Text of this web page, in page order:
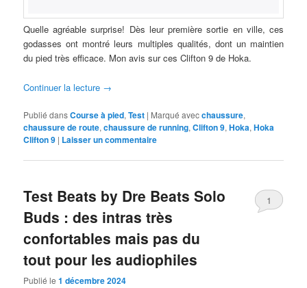
Quelle agréable surprise! Dès leur première sortie en ville, ces
godasses ont montré leurs multiples qualités, dont un maintien
du pied très efficace. Mon avis sur ces Clifton 9 de Hoka.
Continuer la lecture →
Publié dansCourse à pied,Test | Marqué avecchaussure,
chaussure de route,chaussure de running,Clifton 9,Hoka,Hoka
Clifton 9 | Laisser un commentaire
Test Beats by Dre Beats Solo
Buds : des intras très
confortables mais pas du
tout pour les audiophiles
Publié le1 décembre 2024
1